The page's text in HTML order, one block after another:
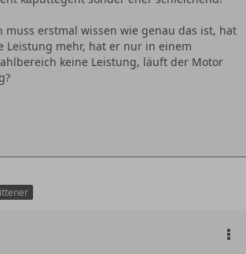
muss erstmal wissen wie genau das ist, hat
Leistung mehr, hat er nur in einem
keine Leistung, läuft der Motor